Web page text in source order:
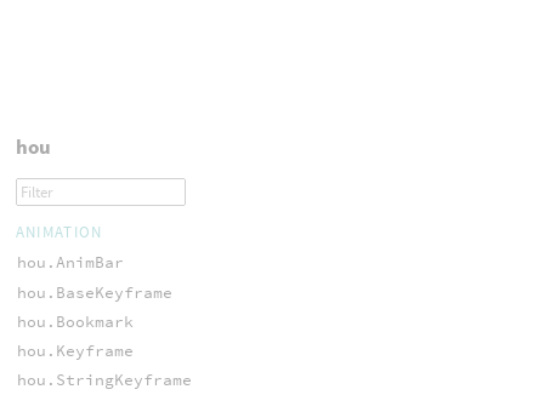
hou
ANIMATION
hou.AnimBar
hou.BaseKeyframe
hou.Bookmark
hou.Keyframe
hou.StringKeyframe